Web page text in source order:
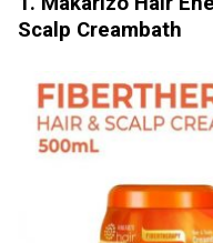
Scalp Creambath